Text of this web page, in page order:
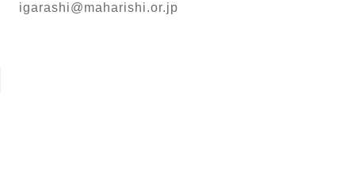
igarashi@maharishi.or.jp